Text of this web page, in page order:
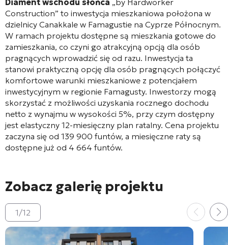
Construction” to inwestycja mieszkaniowa położona w
dzielnicy Canakkale w Famagustie na Cyprze Północnym.
W ramach projektu dostępne są mieszkania gotowe do
zamieszkania, co czyni go atrakcyjną opcją dla osób
pragnących wprowadzić się od razu. Inwestycja ta
stanowi praktyczną opcję dla osób pragnących połączyć
komfortowe warunki mieszkaniowe z potencjałem
inwestycyjnym w regionie Famagusty. Inwestorzy mogą
skorzystać z możliwości uzyskania rocznego dochodu
netto z wynajmu w wysokości 5%, przy czym dostępny
jest elastyczny 12-miesięczny plan ratalny. Cena projektu
zaczyna się od 139 900 funtów, a miesięczne raty są
dostępne już od 4 664 funtów.
Zobacz galerię projektu
1/12